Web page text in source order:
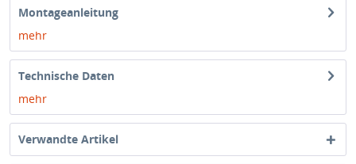
Montageanleitung
mehr
Technische Daten
mehr
Verwandte Artikel